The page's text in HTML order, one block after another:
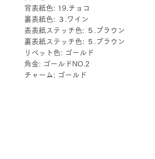
背表紙色: 19.チョコ
裏表紙色: ３.ワイン
表表紙ステッチ色: ５.ブラウン
裏表紙ステッチ色: ５.ブラウン
リベット色: ゴールド
角金: ゴールドNO.2
チャーム: ゴールド